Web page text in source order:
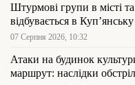
Штурмові групи в місті
відбувається в Куп’янську
07 Серпня 2026, 10:32
Атаки на будинок
маршрут: наслідки